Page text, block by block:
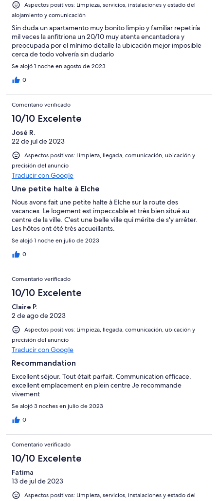
Aspectos positivos: Limpieza, servicios, instalaciones y estado del
alojamiento y comunicación
Sin duda un apartamento muy bonito limpio y familiar repetiría
mil veces la anfitriona un 20/10 muy atenta encantadora y
preocupada por el mínimo detalle la ubicación mejor imposible
cerca de todo volvería sin dudarlo
Se alojó 1 noche en agosto de 2023
0
Comentario verificado
10/10 Excelente
José R.
22 de jul de 2023
Aspectos positivos: Limpieza, llegada, comunicación, ubicación y
precisión del anuncio
Traducir con Google
Une petite halte à Elche
Nous avons fait une petite halte à Elche sur la route des
vacances. Le logement est impeccable et très bien situé au
centre de la ville. C'est une belle ville qui mérite de s'y arrêter.
Les hôtes ont été très accueillants.
Se alojó 1 noche en julio de 2023
0
Comentario verificado
10/10 Excelente
Claire P.
2 de ago de 2023
Aspectos positivos: Limpieza, llegada, comunicación, ubicación y
precisión del anuncio
Traducir con Google
Recommandation
Excellent séjour. Tout était parfait. Communication efficace,
excellent emplacement en plein centre Je recommande
vivement
Se alojó 3 noches en julio de 2023
0
Comentario verificado
10/10 Excelente
Fatima
13 de jul de 2023
Aspectos positivos: Limpieza, servicios, instalaciones y estado del